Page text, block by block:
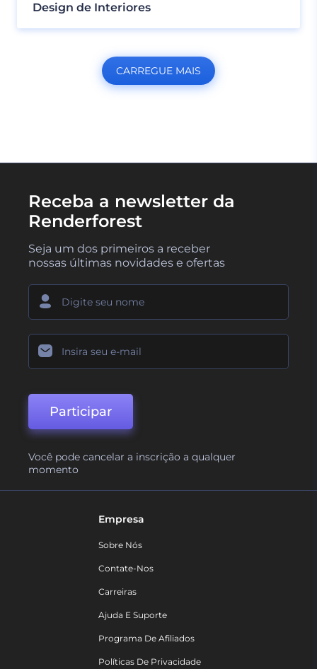
Design de Interiores
CARREGUE MAIS
Receba a newsletter da
Renderforest
Seja um dos primeiros a receber
nossas últimas novidades e ofertas
Participar
Você pode cancelar a inscrição a qualquer
momento
Empresa
Sobre Nós
Contate-Nos
Carreiras
Ajuda E Suporte
Programa De Afiliados
Políticas De Privacidade